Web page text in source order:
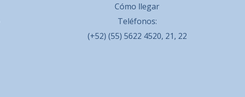
Cómo llegar
Teléfonos:
(+52) (55) 5622 4520, 21, 22